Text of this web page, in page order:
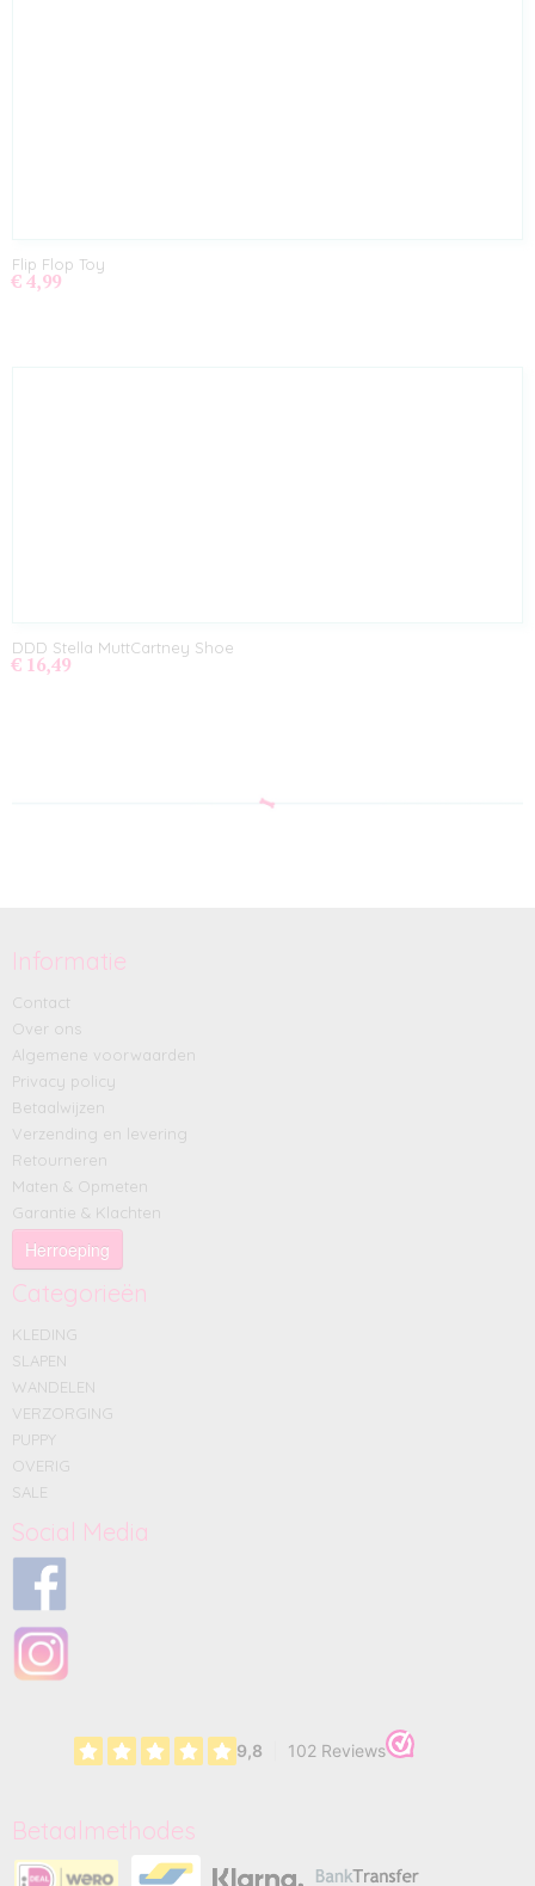
Flip Flop Toy
€ 4,99
DDD Stella MuttCartney Shoe
€ 16,49
Informatie
Contact
Over ons
Algemene voorwaarden
Privacy policy
Betaalwijzen
Verzending en levering
Retourneren
Maten & Opmeten
Garantie & Klachten
Herroeping
Categorieën
KLEDING
SLAPEN
WANDELEN
VERZORGING
PUPPY
OVERIG
SALE
Social Media
Betaalmethodes